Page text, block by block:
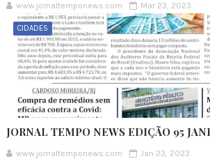
www.jornaltemponews.com Mar 23, 2023
CIDADES
JORNAL TEMPO NEWS EDIÇÃO 95
www.jornaltemponews.com Jan 23, 2023